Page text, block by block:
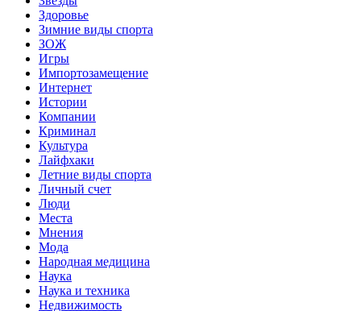
Здоровье
Зимние виды спорта
ЗОЖ
Игры
Импортозамещение
Интернет
Истории
Компании
Криминал
Культура
Лайфхаки
Летние виды спорта
Личный счет
Люди
Места
Мнения
Мода
Народная медицина
Наука
Наука и техника
Недвижимость